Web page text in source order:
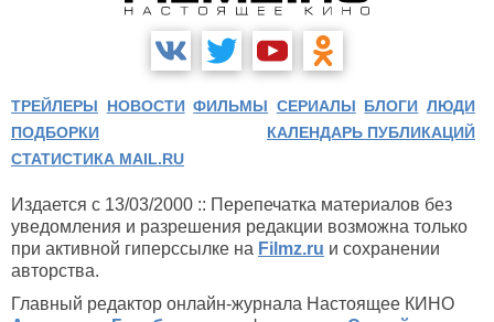
ТРЕЙЛЕРЫ НОВОСТИ ФИЛЬМЫ СЕРИАЛЫ БЛОГИ ЛЮДИ
ПОДБОРКИ
КАЛЕНДАРЬ ПУБЛИКАЦИЙ
СТАТИСТИКА MAIL.RU
Издается с 13/03/2000 :: Перепечатка материалов без
уведомления и разрешения редакции возможна только
при активной гиперссылке на Filmz.ru и сохранении
авторства.
Главный редактор онлайн-журнала Настоящее КИНО